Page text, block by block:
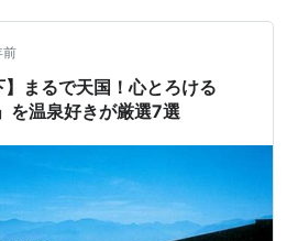
前
】まるで天国！心とろける
を温泉好きが厳選7選